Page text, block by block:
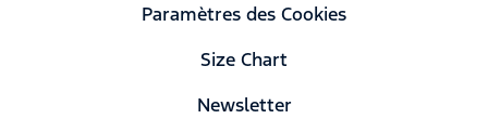
Paramètres des Cookies
Size Chart
Newsletter